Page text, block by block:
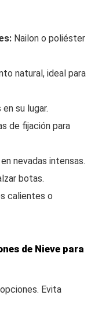
Nailon o poliéster
natural, ideal para
su lugar.
de fijación para
nevadas intensas.
botas.
calientes o
de Nieve para
Evita